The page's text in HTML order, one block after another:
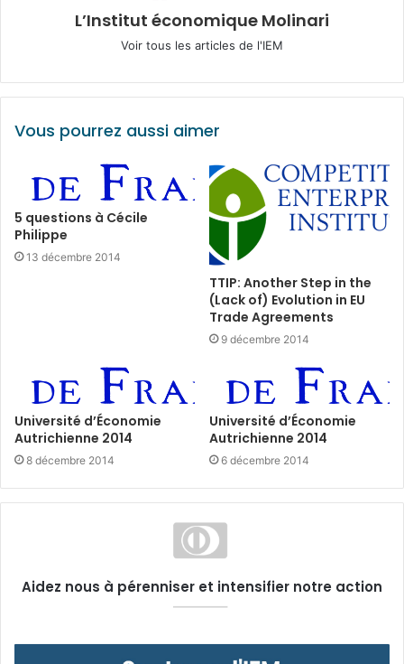
L’Institut économique Molinari
Voir tous les articles de l'IEM
Vous pourrez aussi aimer
5 questions à Cécile
Philippe
13 décembre 2014
TTIP: Another Step in the
(Lack of) Evolution in EU
Trade Agreements
9 décembre 2014
Université d’Économie
Autrichienne 2014
8 décembre 2014
Université d’Économie
Autrichienne 2014
6 décembre 2014
Aidez nous à pérenniser et intensifier notre action